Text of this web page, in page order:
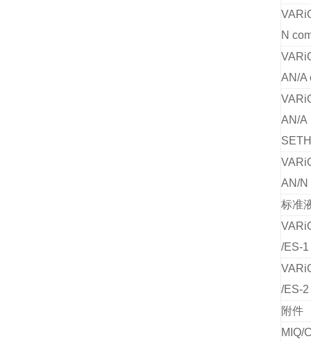
N
AN/A
AN/N
标准
/ES-1
/ES-2
附件
MIQ/